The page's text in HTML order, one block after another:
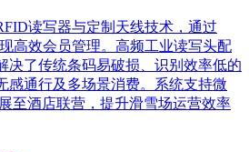
读写器与定制天线技术，通过
高效会员管理。高频工业读写头配
决了传统条码易破损、识别效率低的
感通行及多场景消费。系统支持微
至酒店联营，提升滑雪场运营效率